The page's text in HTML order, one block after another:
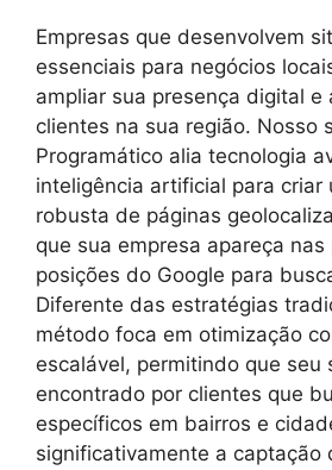
Empresas que desenvolvem
essenciais para negócios
ampliar sua presença digital e
clientes na sua região. Nosso
Programático alia tecnologia
inteligência artificial para criar
robusta de páginas
que sua empresa apareça nas
posições do Google para
Diferente das estratégias
método foca em otimização
escalável, permitindo que seu
encontrado por clientes que
específicos em bairros e
significativamente a captação